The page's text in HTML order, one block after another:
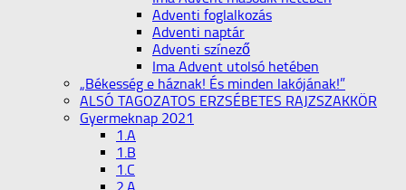
Adventi foglalkozás
Adventi naptár
Adventi színező
Ima Advent utolsó hetében
„Békesség e háznak! És minden lakójának!”
ALSÓ TAGOZATOS ERZSÉBETES RAJZSZAKKÖR
Gyermeknap 2021
1.A
1.B
1.C